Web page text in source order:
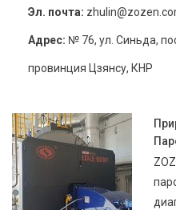
Эл. почта:
Адрес: № 76, ул. Синьда,
провинция Цзянсу, КНР